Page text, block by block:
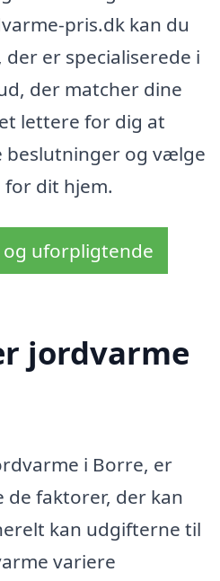
pris.dk kan du
er specialiserede i
der matcher dine
lettere for dig at
og vælge
dit hjem.
og uforpligtende
jordvarme
i Borre, er
faktorer, der kan
kan udgifterne til
variere